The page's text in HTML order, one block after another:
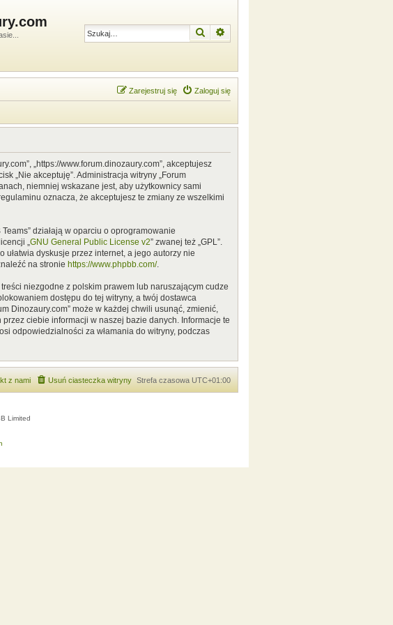
Szukaj
Zaloguj się
Zarejestruj się
„https://www.forum.dinozaury.com”, akceptujesz
„Nie akceptuję”. Administracja witryny „Forum
niemniej wskazane jest, aby użytkownicy sami
oznacza, że akceptujesz te zmiany ze wszelkimi
Teams” działają w oparciu o oprogramowanie
„GNU General Public License v2” zwanej też „GPL”.
ułatwia dyskusje przez internet, a jego autorzy nie
na stronie https://www.phpbb.com/.
niezgodne z polskim prawem lub naruszającym cudze
dostępu do tej witryny, a twój dostawca
Dinozaury.com” może w każdej chwili usunąć, zmienić,
ciebie informacji w naszej bazie danych. Informacje te
odpowiedzialności za włamania do witryny, podczas
Strefa czasowa UTC+01:00
Usuń ciasteczka witryny
z nami
Limited